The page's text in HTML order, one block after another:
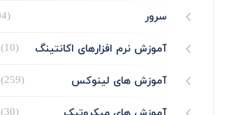
سرور (404)
آموزش نرم افزارهای اکانتینگ (10)
آموزش های لینوکس (259)
(30)